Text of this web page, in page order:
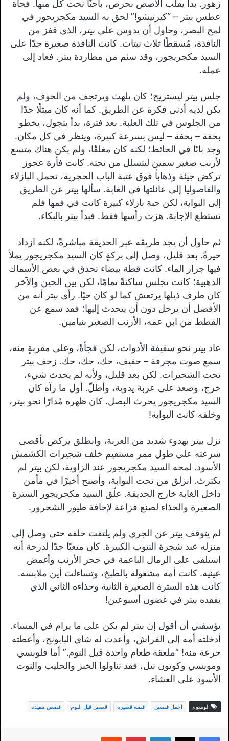
زهور. بدأ يقلب الأصص بحرص، باحثًا تحت كل منها. فجأة
عطس بيتر – “كيرتيشو!” لحق به السيد مكجريجور في
لمح البصر، وحاول أن يدوس على بيتر، الذي قفز من
النافذة، مُسقطًا ثلاث نبتات. كانت النافذة صغيرة جدًا على
السيد مكجريجور، وقد سئم من مطاردة بيتر. فعاد إلى
عمله.
جلس بيتر ليستريح؛ كان يلهث ويرتجف من الخوف، ولم
يكن لديه أدنى فكرة عن الطريق. كما أنه كان مبتلًا جدًا
من الجلوس في تلك العلبة. بعد فترة، بدأ يتجول، يخطو
بخفة – بخفة – ليس بسرعة كبيرة، وينظر في كل مكان.
وجد بابًا في الحائط؛ لكنه كان مغلقًا، ولم يكن هناك متسع
لأرنب صغير سمين ليتسلل من تحته. كانت فأرة عجوز
تركض جيئة وذهاباً فوق عتبة الباب الحجرية، تحمل البازلاء
والفاصوليا إلى عائلتها في الغابة. سألها بيتر عن الطريق
إلى البوابة، لكن حبة بازلاء كبيرة كانت في فمها فلم
تستطع الإجابة. هزت رأسها فقط. فبدأ بيتر بالبكاء.
ثم حاول أن يجد طريقه عبر الحديقة مباشرةً، لكنه ازداد
حيرةً. بعد قليل، وصل إلى بركةٍ كان السيد مكجريجور يملأ
فيها جرار الماء. كانت قطة بيضاء تحدق في بعض الأسماك
الذهبية؛ كانت تجلس ساكنةً تمامًا، لكن بين الحين والآخر
كان طرف ذيلها يرتعش كما لو كان حيًا. رأى بيتر أنه من
الأفضل أن يرحل دون أن يتحدث إليها؛ فقد سمع عن
القطط من ابن عمه، الأرنب الصغير بنيامين.
عاد بيتر نحو سقيفة الأدوات، لكن فجأةً، وعلى مقربةٍ منه،
سمع صوت مجرفة – حفيف، حك، حك، حك. زحف بيتر
تحت الشجيرات. لكن بعد قليل، ولأنه لم يحدث شيء،
خرج، وصعد على عربة يدوية، وأطلّ. أول ما رآه كان
السيد مكجريجور يحرث البصل. كان ظهره مُدارًا نحو بيتر،
وخلفه كانت البوابة!
نزل بيتر بهدوء شديد من العربة، وانطلق يركض بأقصى
سرعته على طول ممر مستقيم خلف شجيرات الكشمش
الأسود. لمحه السيد مكجريجور عند الزاوية، لكن بيتر لم
يكترث. انزلق من تحت البوابة، وأصبح أخيرًا في مأمن
داخل الغابة خارج الحديقة. علّق السيد مكجريجور السترة
الصغيرة والحذاء لصنع فزاعة لإخافة طيور الشحرور.
لم يتوقف بيتر عن الجري ولم يلتفت خلفه حتى وصل إلى
منزله عند شجرة التنوب الكبيرة. كان متعبًا جدًا لدرجة أنه
استلقى على الرمال الناعمة في جحر الأرنب وأغمض
عينيه. كانت أمه مشغولة بالطبخ، وتساءلت أين ملابسه.
كانت هذه السترة الصغيرة الثانية وحذاءه الثاني الذي
يفقده بيتر في غضون أسبوعين!
يؤسفني أن أقول إن بيتر لم يكن على ما يرام في المساء.
أدخلته أمه إلى الفراش، وأعدت له شاي البابونج، وأعطته
جرعة منه! “ملعقة طعام واحدة قبل النوم.” أما فلوبسي
وموبسي وكوتون تيل، فقد تناولوا الخبز والحليب والتوت
الأسود على العشاء.
الوسوم اجمل قصص قصة قصيرة قصص قبل النوم قصص مفيدة
لينكدإن بينتيريست